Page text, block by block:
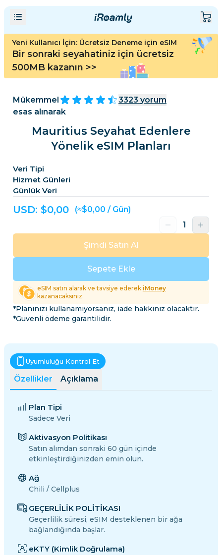
Yeni Kullanıcı İçin: Ücretsiz Deneme için eSIM
Bir sonraki seyahatiniz için ücretsiz
500MB kazanın >>
Mükemmel 3323 yorum
esas alınarak
Mauritius Seyahat Edenlere
Yönelik eSIM Planları
Veri Tipi
Hizmet Günleri
Günlük Veri
USD: $0,00 (≈$0,00 / Gün)
Sepete Ekle
Şimdi Satın Al
eSIM satın alarak ve tavsiye ederek iMoney
kazanacaksınız.
*Planınızı kullanamıyorsanız, iade hakkınız olacaktır.
*Güvenli ödeme garantilidir.
Özellikler Açıklama
Uyumluluğu Kontrol Et
Plan Tipi
Sadece Veri
Aktivasyon Politikası
Satın alımdan sonraki 60 gün içinde
etkinleştirdiğinizden emin olun.
Ağ
Chili / Cellplus
GEÇERLİLİK POLİTİKASI
Geçerlilik süresi, eSIM desteklenen bir ağa
bağlandığında başlar.
eKTY (Kimlik Doğrulama)